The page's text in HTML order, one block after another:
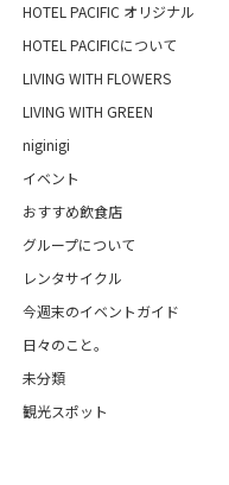
HOTEL PACIFIC オリジナル
HOTEL PACIFICについて
LIVING WITH FLOWERS
LIVING WITH GREEN
niginigi
イベント
おすすめ飲食店
グループについて
レンタサイクル
今週末のイベントガイド
日々のこと。
未分類
観光スポット